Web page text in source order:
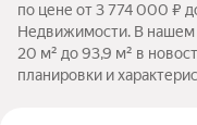
по цене от 3 774 000 ₽
Недвижимости. В нашем
20 м² до 93,9 м² в
планировки и